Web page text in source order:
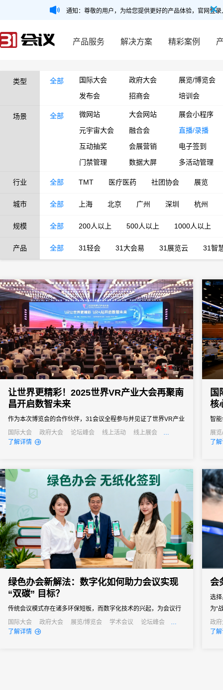
通知：尊敬的用户，为给您提供更好的产品体验，官网登
产品服务 解决方案 精彩案例
类型 全部 国际大会 政府大会
展览/博览会
发布会
招商会 培训会
场景 全部 微网站 大会网站
展会小程序
元宇宙大会
融合会
直播/录播
互动抽奖
会展营销
电子签到
门禁管理
数据大屏 多活动管理
行业 全部 TMT 医疗医药 社团协会 展览
城市 全部 上海 北京 广州 深圳 杭州
规模 全部 200人以上 500人以上 1000人以上
产品 全部 31轻会 31大会易 31展览云 31智
让世界更精彩！2025世界VR产业大会再聚南
昌开启数智未来
作为本次博览会的合作伙伴，31会议全程参与并见证了世界VR产业
大会的飞速发展与深刻变革，并依托专业的会展服务能力与创新技
术支撑为博览会的顺利举办提供了坚实有力的保障，推动会务运营
国际大会 政府大会 论坛峰会 线上活动
线上展会
产业大会
经销商大会
了解详情
国
核
智
成
展
发
了
绿色办会新解法：数字化如何助力会议实现
“双碳” 目标？
传统会议模式存在诸多环保短板，而数字化技术的兴起，为会议行
业实现绿色转型、达成“双碳”目标提供了新的解法。
国际大会 政府大会 展览/博览会 学术会议
论坛峰会
线上活动
线上展会
了解详情
会
选
为“
管
政
线
了